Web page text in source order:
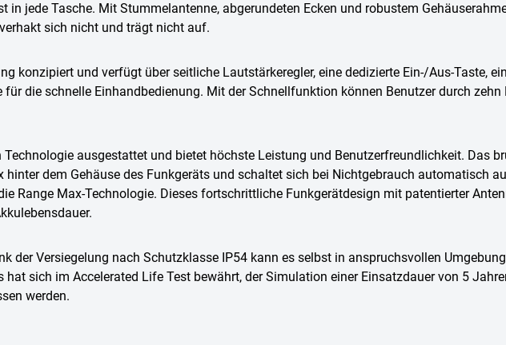
in jede Tasche. Mit Stummelantenne, abgerundeten Ecken und robustem
sich nicht und trägt nicht auf.
konzipiert und verfügt über seitliche Lautstärkeregler, eine dedizierte Ein-/Aus-Taste,
die schnelle Einhandbedienung. Mit der Schnellfunktion können Benutzer durch
ausgestattet und bietet höchste Leistung und Benutzerfreundlichkeit. Das
dem Gehäuse des Funkgeräts und schaltet sich bei Nichtgebrauch automatisch
Range Max-Technologie. Dieses fortschrittliche Funkgerätdesign mit patentierter
der Versiegelung nach Schutzklasse IP54 kann es selbst in anspruchsvollen
hat sich im Accelerated Life Test bewährt, der Simulation einer Einsatzdauer von 5
werden.